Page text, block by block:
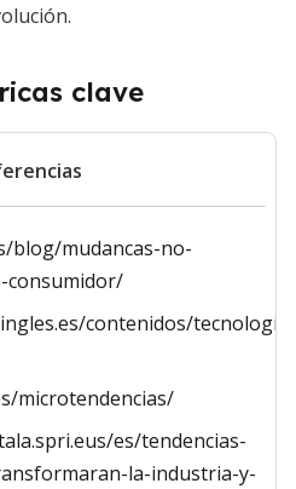
clave
blog/mudancas-no-
consumidor/
contenidos/
microtendencias/
es/tendencias-
la-industria-y-